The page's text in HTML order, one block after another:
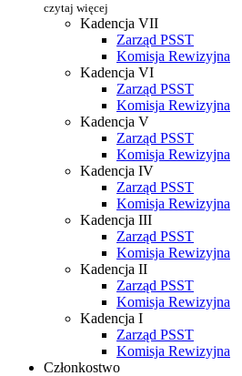
czytaj więcej
Kadencja VII
Zarząd PSST
Komisja Rewizyjna
Kadencja VI
Zarząd PSST
Komisja Rewizyjna
Kadencja V
Zarząd PSST
Komisja Rewizyjna
Kadencja IV
Zarząd PSST
Komisja Rewizyjna
Kadencja III
Zarząd PSST
Komisja Rewizyjna
Kadencja II
Zarząd PSST
Komisja Rewizyjna
Kadencja I
Zarząd PSST
Komisja Rewizyjna
Członkostwo